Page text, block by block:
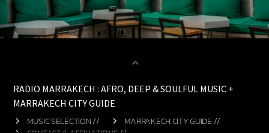
RADIO MARRAKECH : AFRO, DEEP & SOULFUL MUSIC +
MARRAKECH CITY GUIDE
MUSIC SELECTION //
MARRAKECH CITY GUIDE //